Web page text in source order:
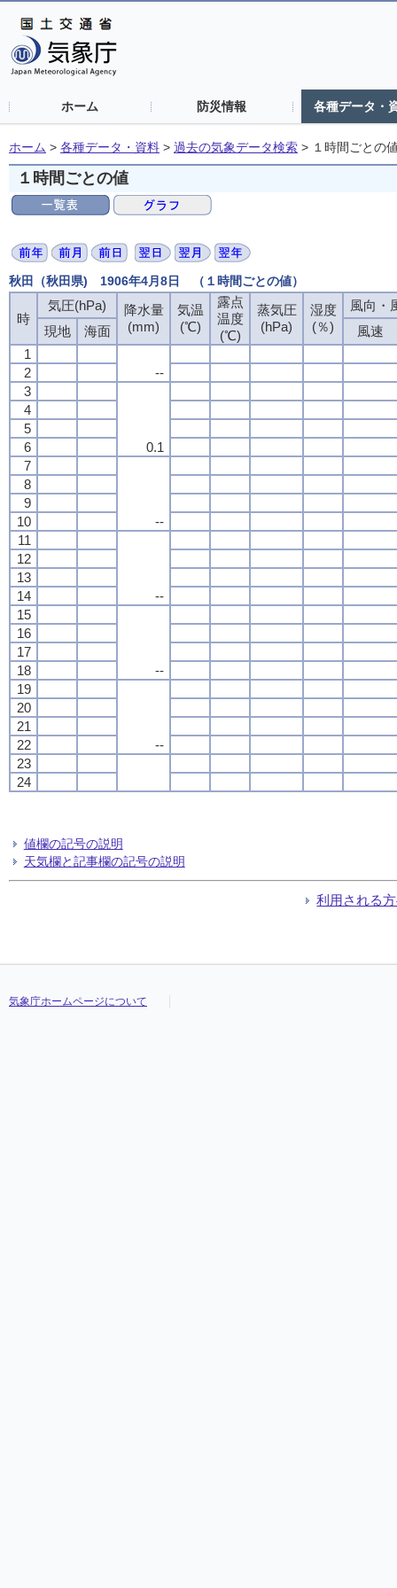
ホーム 防災情報 各種データ・
ホーム > 各種データ・資料 > 過去の気象データ検索 > １時間ごとの
１時間ごとの値
秋田（秋田県) 1906年4月8日 （１時間ごとの値）
時
気圧(hPa)
降水量
(mm)
気温
(℃)
露点
温度
(℃)
蒸気圧
(hPa)
湿度
(％)
風向・
現地
海面
風速
1
--
2
3
0.1
4
5
6
7
--
8
9
10
11
--
12
13
14
15
--
16
17
18
19
--
20
21
22
23
24
値欄の記号の説明
天気欄と記事欄の記号の説明
利用される
気象庁ホームページについて